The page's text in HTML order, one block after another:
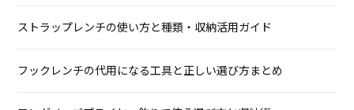
ストラップレンチの使い方と種類・収納活用ガイド
フックレンチの代用になる工具と正しい選び方まとめ